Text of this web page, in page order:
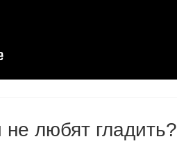
любят гладить?